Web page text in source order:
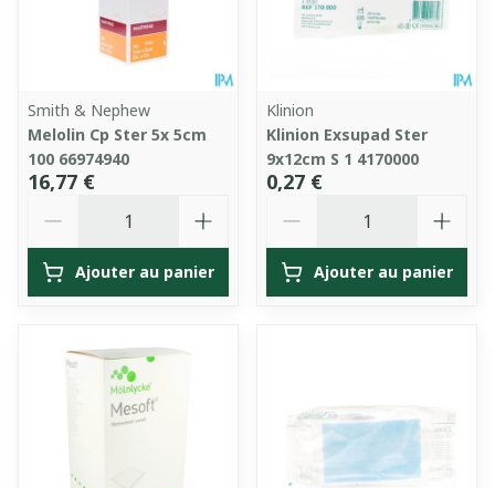
Smith & Nephew
Melolin Cp Ster 5x 5cm
100 66974940
16,77 €
Ajouter au panier
Klinion
Klinion Exsupad Ster
9x12cm S 1 4170000
0,27 €
Ajouter au panier